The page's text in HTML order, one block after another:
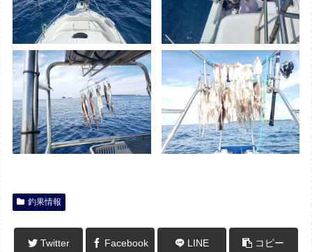
釣果情報
Twitter Facebook LINE コピー